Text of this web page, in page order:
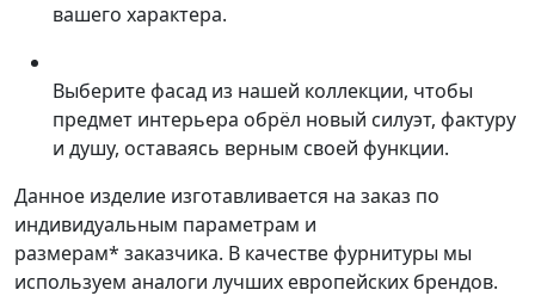
вашего характера.
Выберите фасад из нашей коллекции, чтобы
предмет интерьера обрёл новый силуэт, фактуру
и душу, оставаясь верным своей функции.
Данное изделие изготавливается на заказ по
индивидуальным параметрам и
размерам* заказчика. В качестве фурнитуры мы
используем аналоги лучших европейских брендов.